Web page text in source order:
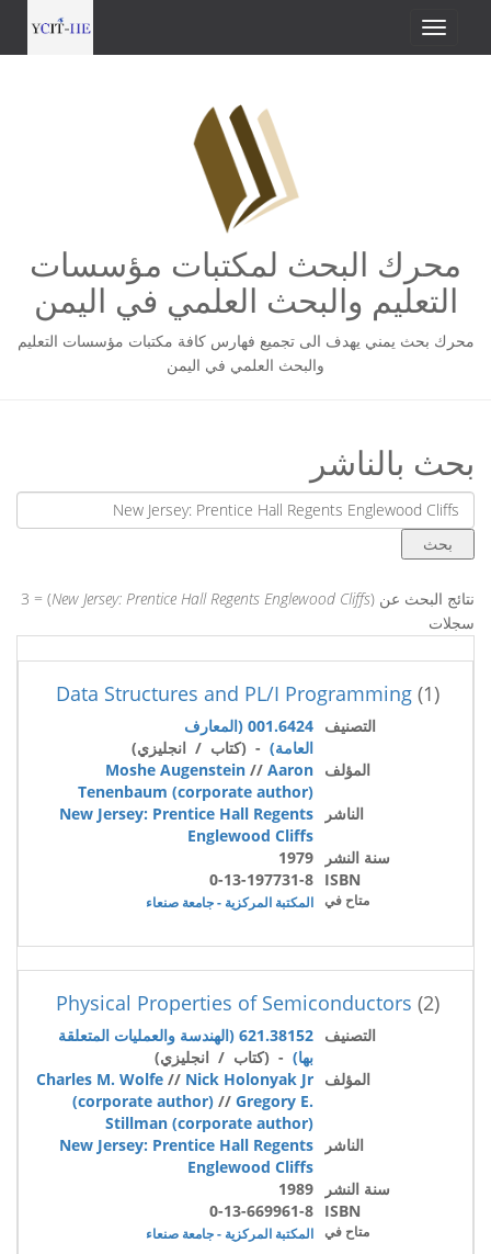
محرك البحث لمكتبات مؤسسات
التعليم والبحث العلمي في اليمن
محرك بحث يمني يهدف الى تجميع فهارس كافة مكتبات مؤسسات التعليم
والبحث العلمي في اليمن
بحث بالناشر
نتائج البحث عن (New Jersey: Prentice Hall Regents Englewood Cliffs
) = 3
سجلات
(1)
Data Structures and PL/I Programming
التصنيف
001.6424 (المعارف
العامة) - (كتاب / انجليزي)
المؤلف
Moshe Augenstein // Aaron
Tenenbaum (corporate author)
الناشر
New Jersey: Prentice Hall Regents
Englewood Cliffs
سنة النشر
1979
ISBN
0-13-197731-8
متاح في المكتبة المركزية - جامعة صنعاء
(2)
Physical Properties of Semiconductors
التصنيف
621.38152 (الهندسة والعمليات المتعلقة
بها) - (كتاب / انجليزي)
المؤلف
Charles M. Wolfe // Nick Holonyak Jr
(corporate author) // Gregory E.
Stillman (corporate author)
الناشر
New Jersey: Prentice Hall Regents
Englewood Cliffs
سنة النشر
1989
ISBN
0-13-669961-8
متاح في المكتبة المركزية - جامعة صنعاء